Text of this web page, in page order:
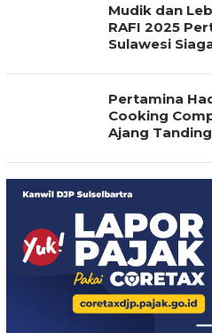
Mudik dan
RAFI 2025
Sulawesi
Pertamina
Cooking
Ajang